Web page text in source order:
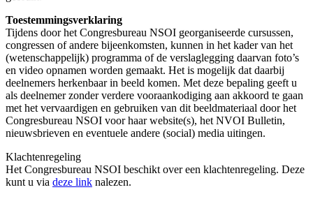
Toestemmingsverklaring
Tijdens door het Congresbureau NSOI georganiseerde cursussen,
congressen of andere bijeenkomsten, kunnen in het kader van het
(wetenschappelijk) programma of de verslaglegging daarvan foto’s
en video opnamen worden gemaakt. Het is mogelijk dat daarbij
deelnemers herkenbaar in beeld komen. Met deze bepaling geeft u
als deelnemer zonder verdere vooraankodiging aan akkoord te gaan
met het vervaardigen en gebruiken van dit beeldmateriaal door het
Congresbureau NSOI voor haar website(s), het NVOI Bulletin,
nieuwsbrieven en eventuele andere (social) media uitingen.
Klachtenregeling
Het Congresbureau NSOI beschikt over een klachtenregeling. Deze
kunt u via deze link nalezen.